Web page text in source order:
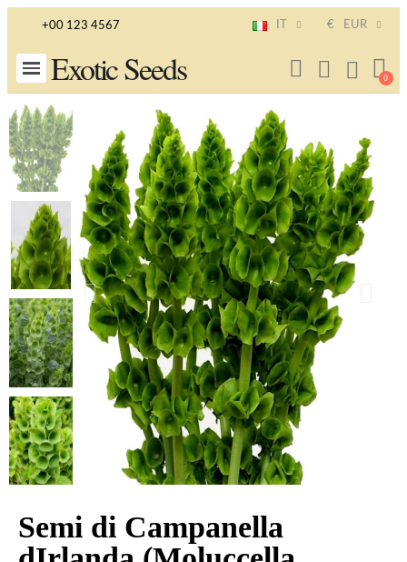
+00 123 4567 € EUR
Exotic Seeds
Semi di Campanella